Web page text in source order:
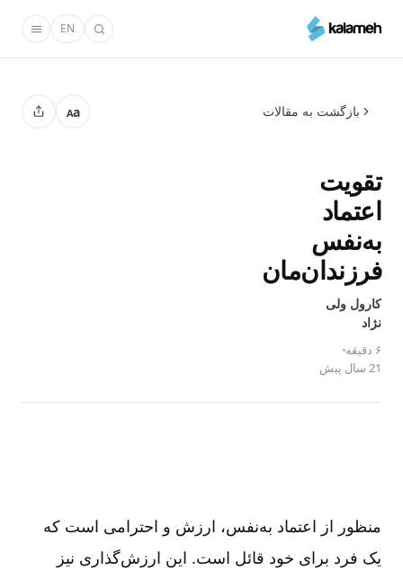
محتوای
EN
بازگشت به مقالات Aa
تقویت
اعتماد
به‌نفس
فرزندان‌مان
کارول ولی
نژاد
۶ دقیقه
21 سال پیش
منظور از اعتماد به‌نفس، ارزش و احترامی است که
یک فرد برای خود قائل است. این ارزش‌گذاری نیز